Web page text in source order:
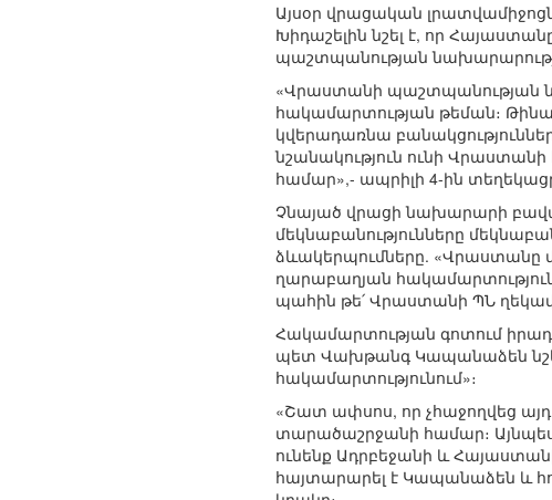
Այսօր վրացական
Խիդաշելին նշել է, որ
պաշտպանության
«Վրաստանի պաշտպանության
հակամարտության թեման։
կվերադառնա
նշանակություն ունի
համար»,- ապրիլի 4-ին
Չնայած վրացի նախարարի
մեկնաբանությունները
ձևակերպումները. «Վրաստանը
ղարաբաղյան
պահին թե՛ Վրաստանի ՊՆ
Հակամարտության գոտում
պետ Վախթանգ Կապանաձեն
հակամարտությունում»։
«Շատ ափսոս, որ չհաջողվեց
տարածաշրջանի համար։ Այնպես
ունենք Ադրբեջանի և
հայտարարել է Կապանաձեն և